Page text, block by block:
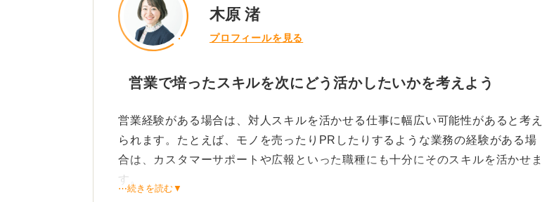
木原 渚
プロフィールを見る
営業で培ったスキルを次にどう活かしたいかを考えよう
営業経験がある場合は、対人スキルを活かせる仕事に幅広い可能性があると考え
られます。たとえば、モノを売ったりPRしたりするような業務の経験がある場
合は、カスタマーサポートや広報といった職種にも十分にそのスキルを活かせま
す。
⋯続きを読む▼